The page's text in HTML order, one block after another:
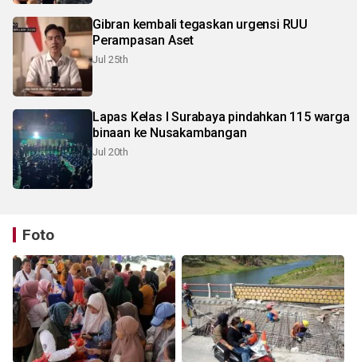
Gibran kembali tegaskan urgensi RUU
Perampasan Aset
Jul 25th
Lapas Kelas I Surabaya pindahkan 115 warga
binaan ke Nusakambangan
Jul 20th
Foto